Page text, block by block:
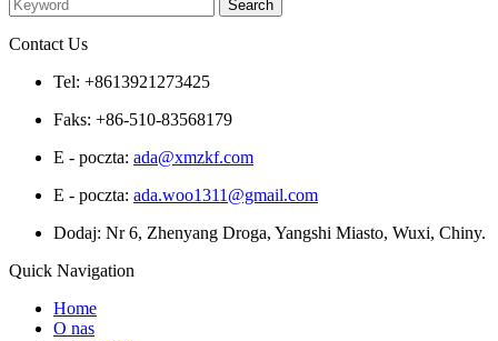
Contact Us
Tel: +8613921273425
Faks: +86-510-83568179
E - poczta: ada@xmzkf.com
E - poczta: ada.woo1311@gmail.com
Dodaj: Nr 6, Zhenyang Droga, Yangshi Miasto, Wuxi, Chiny.
Quick Navigation
Home
O nas